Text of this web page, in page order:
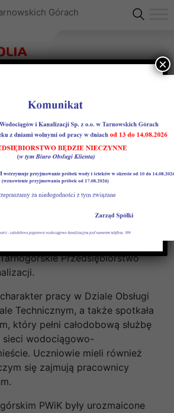
Górach
w ramach
Przedsiębiorczości, uczniowie
Przedsiębiorstwo
pracy w Dziale Obsługi
Technicznym, a także spotkała
który pełni całodobową służbę
sieci wodociągowo-
Uczniowie mieli również
się zajmują pracownicy
PWiK były urozmaicone
×